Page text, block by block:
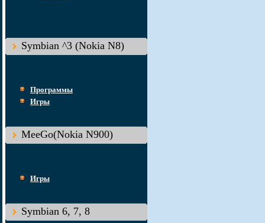
Symbian ^3 (Nokia N8)
Программы
Игры
MeeGo(Nokia N900)
Игры
Symbian 6, 7, 8